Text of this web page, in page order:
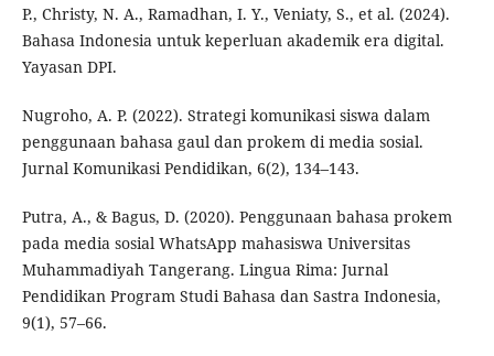
P., Christy, N. A., Ramadhan, I. Y., Veniaty, S., et al. (2024).
Bahasa Indonesia untuk keperluan akademik era digital.
Yayasan DPI.
Nugroho, A. P. (2022). Strategi komunikasi siswa dalam
penggunaan bahasa gaul dan prokem di media sosial.
Jurnal Komunikasi Pendidikan, 6(2), 134–143.
Putra, A., & Bagus, D. (2020). Penggunaan bahasa prokem
pada media sosial WhatsApp mahasiswa Universitas
Muhammadiyah Tangerang. Lingua Rima: Jurnal
Pendidikan Program Studi Bahasa dan Sastra Indonesia,
9(1), 57–66.